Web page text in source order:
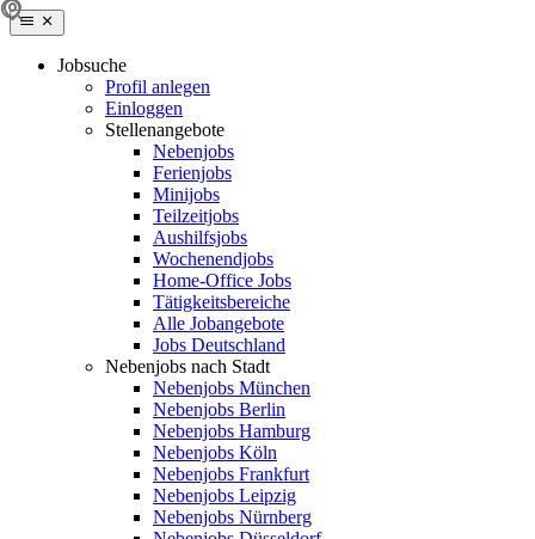
Jobsuche
Profil anlegen
Einloggen
Stellenangebote
Nebenjobs
Ferienjobs
Minijobs
Teilzeitjobs
Aushilfsjobs
Wochenendjobs
Home-Office Jobs
Tätigkeitsbereiche
Alle Jobangebote
Jobs Deutschland
Nebenjobs nach Stadt
Nebenjobs München
Nebenjobs Berlin
Nebenjobs Hamburg
Nebenjobs Köln
Nebenjobs Frankfurt
Nebenjobs Leipzig
Nebenjobs Nürnberg